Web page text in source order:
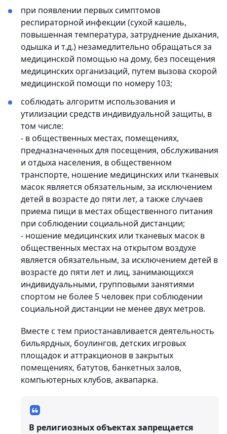
при появлении первых симптомов
респираторной инфекции (сухой кашель,
повышенная температура, затруднение дыхания,
одышка и т.д.) незамедлительно обращаться за
медицинской помощью на дому, без посещения
медицинских организаций, путем вызова скорой
медицинской помощи по номеру 103;
соблюдать алгоритм использования и
утилизации средств индивидуальной защиты, в
том числе:
- в общественных местах, помещениях,
предназначенных для посещения, обслуживания
и отдыха населения, в общественном
транспорте, ношение медицинских или тканевых
масок является обязательным, за исключением
детей в возрасте до пяти лет, а также случаев
приема пищи в местах общественного питания
при соблюдении социальной дистанции;
- ношение медицинских или тканевых масок в
общественных местах на открытом воздухе
является обязательным, за исключением детей в
возрасте до пяти лет и лиц, занимающихся
индивидуальными, групповыми занятиями
спортом не более 5 человек при соблюдении
социальной дистанции не менее двух метров.
Вместе с тем приостанавливается деятельность
бильярдных, боулингов, детских игровых
площадок и аттракционов в закрытых
помещениях, батутов, банкетных залов,
компьютерных клубов, аквапарка.
В религиозных объектах запрещается